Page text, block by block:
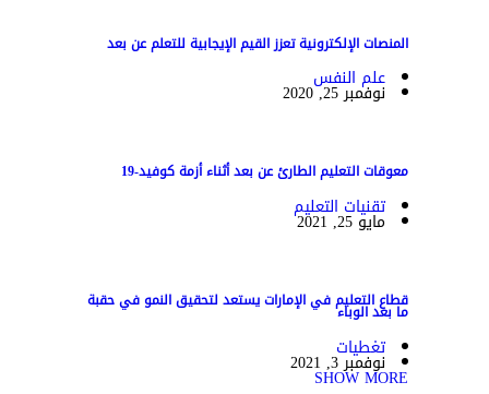
المنصات الإلكترونية تعزز القيم الإيجابية للتعلم عن بعد
علم النفس
نوفمبر 25, 2020
معوقات التعليم الطارئ عن بعد أثناء أزمة كوفيد-19
تقنيات التعليم
مايو 25, 2021
قطاع التعليم في الإمارات يستعد لتحقيق النمو في حقبة
ما بعد الوباء
تغطيات
نوفمبر 3, 2021
SHOW MORE